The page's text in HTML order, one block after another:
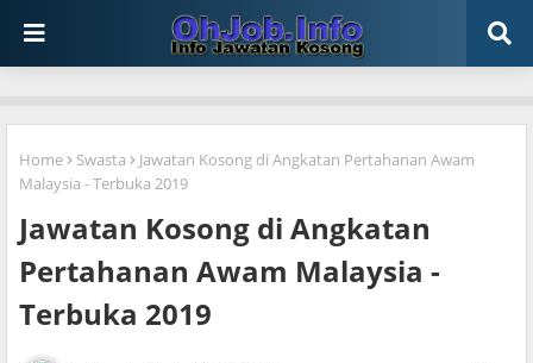
Home Swasta
Jawatan Kosong di Angkatan Pertahanan Awam
Malaysia - Terbuka 2019
Jawatan Kosong di Angkatan
Pertahanan Awam Malaysia -
Terbuka 2019